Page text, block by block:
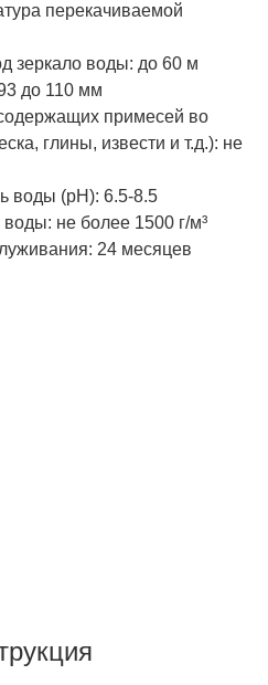
перекачиваемой
зеркало воды: до 60 м
до 110 мм
примесей во
глины, извести и т.д.): не
воды (рН): 6.5-8.5
не более 1500 г/м³
24 месяцев